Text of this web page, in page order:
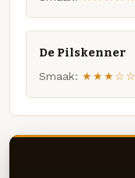
De Pilskenner
Smaak: ★★★☆☆